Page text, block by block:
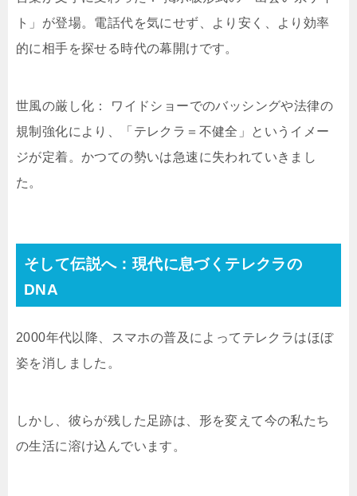
ト」が登場。電話代を気にせず、より安く、より効率
的に相手を探せる時代の幕開けです。
世風の厳し化： ワイドショーでのバッシングや法律の
規制強化により、「テレクラ＝不健全」というイメー
ジが定着。かつての勢いは急速に失われていきまし
た。
そして伝説へ：現代に息づくテレクラの
DNA
2000年代以降、スマホの普及によってテレクラはほぼ
姿を消しました。
しかし、彼らが残した足跡は、形を変えて今の私たち
の生活に溶け込んでいます。